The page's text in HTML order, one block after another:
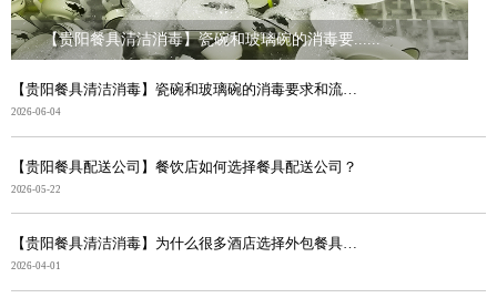
【贵阳餐具清洁消毒】瓷碗和玻璃碗的消毒要......
2026-06-04
【贵阳餐具配送公司】餐饮店如何选择餐具配送公司？
2026-05-22
【贵阳餐具清洁消毒】为什么很多酒店选择外包餐具清洁配...
2026-04-01